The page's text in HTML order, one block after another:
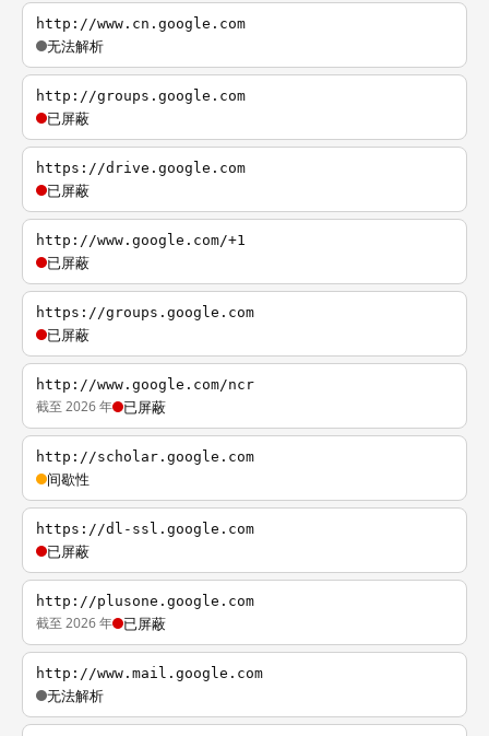
http://www.cn.google.com
无法解析
http://groups.google.com
已屏蔽
https://drive.google.com
已屏蔽
http://www.google.com/+1
已屏蔽
https://groups.google.com
已屏蔽
http://www.google.com/ncr
截至 2026 年 已屏蔽
http://scholar.google.com
间歇性
https://dl-ssl.google.com
已屏蔽
http://plusone.google.com
截至 2026 年 已屏蔽
http://www.mail.google.com
无法解析